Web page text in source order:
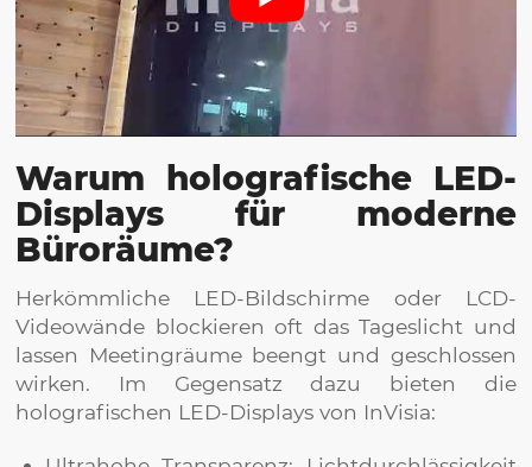
Warum holografische LED-
Displays für moderne
Büroräume?
Herkömmliche LED-Bildschirme oder LCD-
Videowände blockieren oft das Tageslicht und
lassen Meetingräume beengt und geschlossen
wirken. Im Gegensatz dazu bieten die
holografischen LED-Displays von InVisia: